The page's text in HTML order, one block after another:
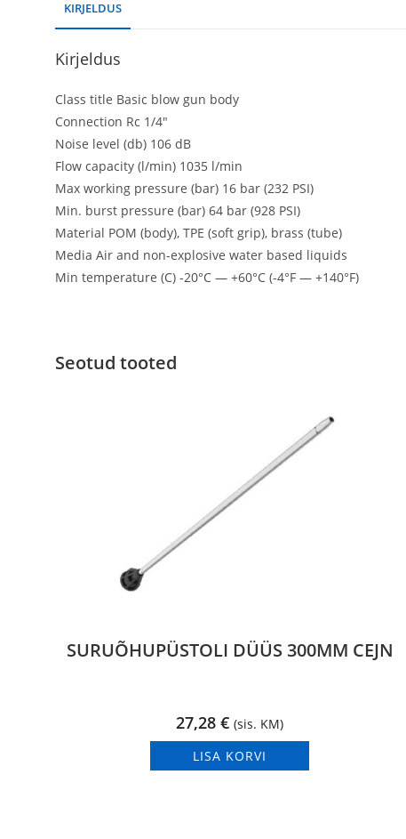
KIRJELDUS
Kirjeldus
Class title Basic blow gun body
Connection Rc 1/4″
Noise level (db) 106 dB
Flow capacity (l/min) 1035 l/min
Max working pressure (bar) 16 bar (232 PSI)
Min. burst pressure (bar) 64 bar (928 PSI)
Material POM (body), TPE (soft grip), brass (tube)
Media Air and non-explosive water based liquids
Min temperature (C) -20°C — +60°C (-4°F — +140°F)
Seotud tooted
SURUÕHUPÜSTOLI DÜÜS 300MM CEJN
27,28€ (sis. KM)
LISA KORVI